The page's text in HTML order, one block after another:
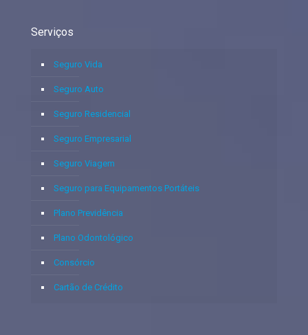
Serviços
Seguro Vida
Seguro Auto
Seguro Residencial
Seguro Empresarial
Seguro Viagem
Seguro para Equipamentos Portáteis
Plano Previdência
Plano Odontológico
Consórcio
Cartão de Crédito